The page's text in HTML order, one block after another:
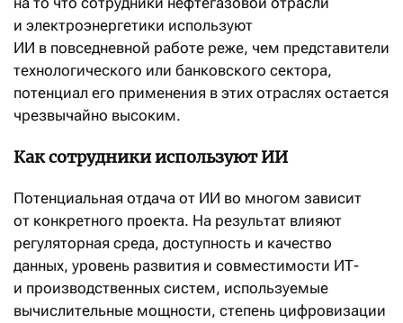
и электроэнергетики используют
ИИ в повседневной работе реже, чем представители
технологического или банковского сектора,
потенциал его применения в этих отраслях остается
чрезвычайно высоким.
Как сотрудники используют ИИ
Потенциальная отдача от ИИ во многом зависит
от конкретного проекта. На результат влияют
регуляторная среда, доступность и качество
данных, уровень развития и совместимости ИТ-
и производственных систем, используемые
вычислительные мощности, степень цифровизации